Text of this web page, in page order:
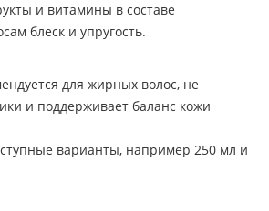
и витамины в составе
блеск и упругость.
для жирных волос, не
и поддерживает баланс кожи
варианты, например 250 мл и